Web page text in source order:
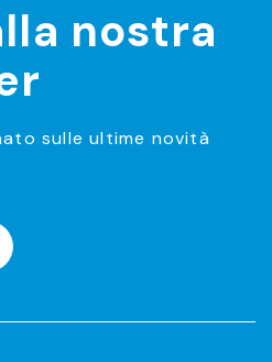
nostra
sulle ultime novità